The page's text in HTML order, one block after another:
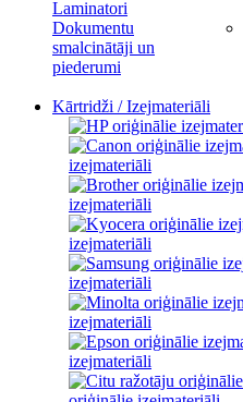
Laminatori
Dokumentu
smalcinātāji un
piederumi
Kārtridži / Izejmateriāli
izejmateriāli
izejmateriāli
izejmateriāli
izejmateriāli
izejmateriāli
izejmateriāli